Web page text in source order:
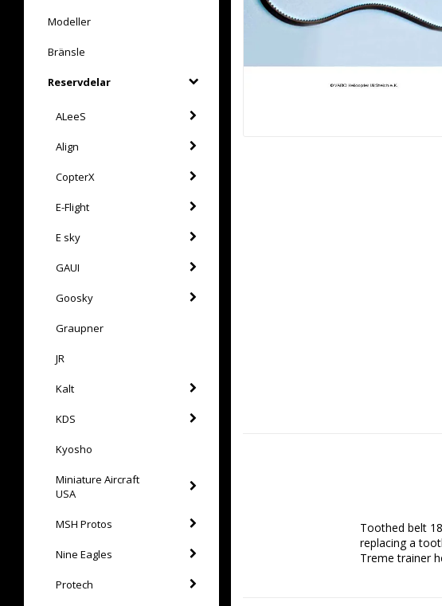
Modeller
Bränsle
Reservdelar
ALeeS
Align
CopterX
E-Flight
E sky
GAUI
Goosky
Graupner
JR
Kalt
KDS
Kyosho
Miniature Aircraft
USA
MSH Protos
Nine Eagles
Protech
Toothed belt
replacing a
Treme trainer